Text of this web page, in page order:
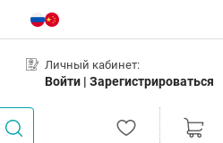
Личный кабинет:
Войти | Зарегистрироваться